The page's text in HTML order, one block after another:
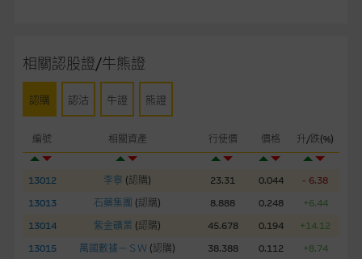
相關認股證/牛熊證
認購 認沽 牛證 熊證
編號 相關資產 行使價 價格 升/跌(%)
13012 李寧 (認購) 23.31 0.044
- 6.38
13013
石藥集團 (認購) 8.888 0.248
+6.44
13014
紫金礦業 (認購) 45.678 0.194
+14.12
13015
萬國數據－ＳＷ (認購) 38.388 0.112
+8.74
任何指示價格報價、公開資料或分析是基於我們相信的假設及參
數而預備的，不構成我們提出的意見。所用假設及參數並非唯一
為準確、完整或合理。我們不作陳述，亦不保證任何所示的指示
表現或回報將來會實現。過去業績並不保證將來表現。網站內容
來自我們在所示日期時認為可靠之來源，且均以真誠提供，然
而，麥格理集團不作陳述，亦不保證網站內容在任何用途上均完
及合時性負上責任，除非這是有關適用的的法律及/或法規所規
定。